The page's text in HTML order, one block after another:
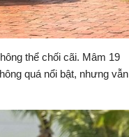
thể chối cãi. Mâm 19
quá nổi bật, nhưng vẫn